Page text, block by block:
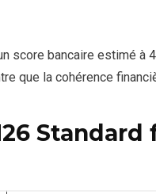
score bancaire estimé
que la cohérence
Standard